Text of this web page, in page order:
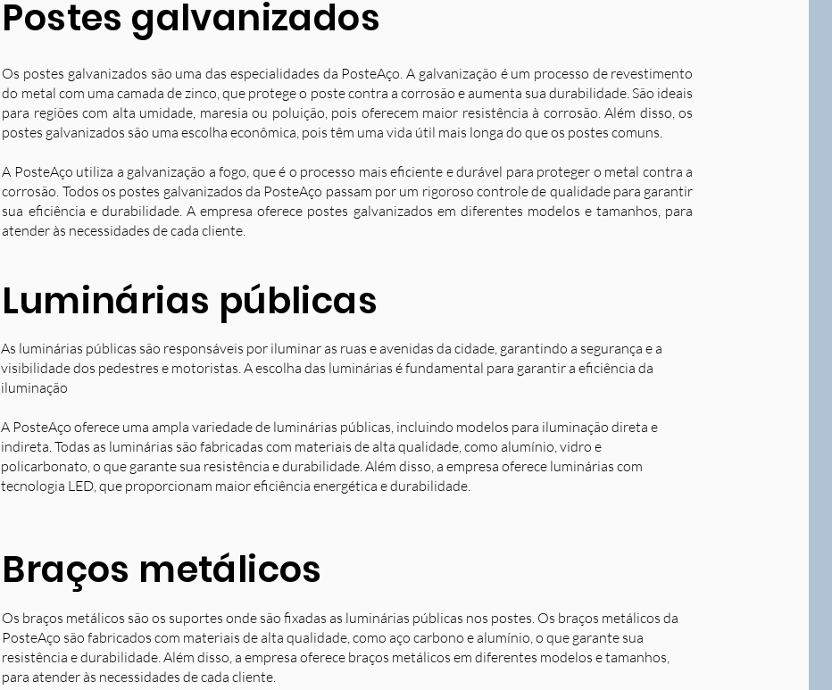
Postes galvanizados
Os postes galvanizados são uma das especialidades da PosteAço. A galvanização é um processo de revestimento
do metal com uma camada de zinco, que protege o poste contra a corrosão e aumenta sua durabilidade. São ideais
para regiões com alta umidade, maresia ou poluição, pois oferecem maior resistência à corrosão. Além disso, os
postes galvanizados são uma escolha econômica, pois têm uma vida útil mais longa do que os postes comuns.
A PosteAço utiliza a galvanização a fogo, que é o processo mais eficiente e durável para proteger o metal contra a
corrosão. Todos os postes galvanizados da PosteAço passam por um rigoroso controle de qualidade para garantir
sua eficiência e durabilidade. A empresa oferece postes galvanizados em diferentes modelos e tamanhos, para
atender às necessidades de cada cliente.
Luminárias públicas
As luminárias públicas são responsáveis por iluminar as ruas e avenidas da cidade, garantindo a segurança e a
visibilidade dos pedestres e motoristas. A escolha das luminárias é fundamental para garantir a eficiência da
iluminação
A PosteAço oferece uma ampla variedade de luminárias públicas, incluindo modelos para iluminação direta e
indireta. Todas as luminárias são fabricadas com materiais de alta qualidade, como alumínio, vidro e
policarbonato, o que garante sua resistência e durabilidade. Além disso, a empresa oferece luminárias com
tecnologia LED, que proporcionam maior eficiência energética e durabilidade.
Braços metálicos
Os braços metálicos são os suportes onde são fixadas as luminárias públicas nos postes. Os braços metálicos da
PosteAço são fabricados com materiais de alta qualidade, como aço carbono e alumínio, o que garante sua
resistência e durabilidade. Além disso, a empresa oferece braços metálicos em diferentes modelos e tamanhos,
para atender às necessidades de cada cliente.